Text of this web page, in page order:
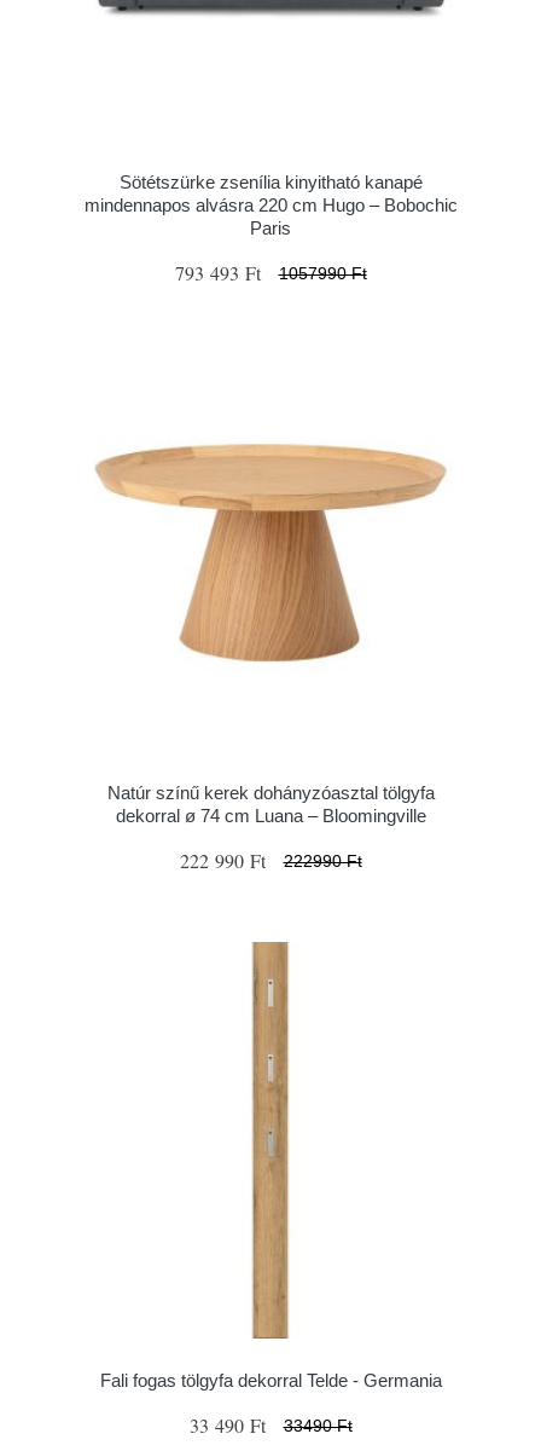
Sötétszürke zsenília kinyitható kanapé
mindennapos alvásra 220 cm Hugo – Bobochic
Paris
793 493 Ft 1057990 Ft
Natúr színű kerek dohányzóasztal tölgyfa
dekorral ø 74 cm Luana – Bloomingville
222 990 Ft 222990 Ft
Fali fogas tölgyfa dekorral Telde - Germania
33 490 Ft 33490 Ft